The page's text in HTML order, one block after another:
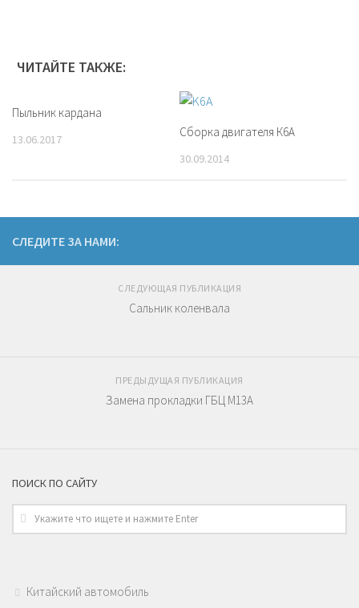
ЧИТАЙТЕ ТАКЖЕ:
Пыльник кардана
13.06.2017 Сборка двигателя К6А
30.09.2014
СЛЕДИТЕ ЗА НАМИ:
СЛЕДУЮЩАЯ ПУБЛИКАЦИЯ
Сальник коленвала
ПРЕДЫДУЩАЯ ПУБЛИКАЦИЯ
Замена прокладки ГБЦ M13A
ПОИСК ПО САЙТУ
Китайский автомобиль